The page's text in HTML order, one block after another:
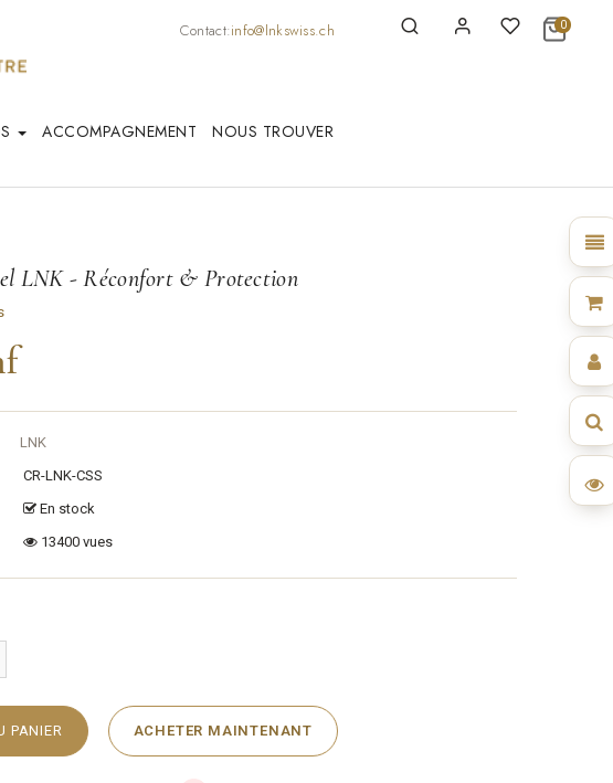
ACCOMPAGNEMENT NOUS TROUVER
Contact:info@lnkswiss.ch 0
LNK - Réconfort & Protection
LNK
CR-LNK-CSS
En stock
13400 vues